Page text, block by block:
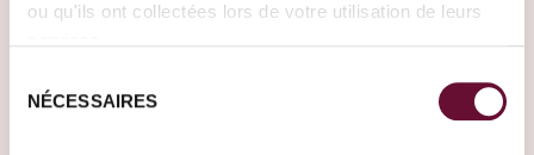
ou qu'ils ont collectées lors de votre utilisation de leurs
NÉCESSAIRES